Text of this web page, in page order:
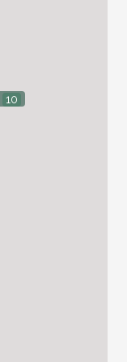
10